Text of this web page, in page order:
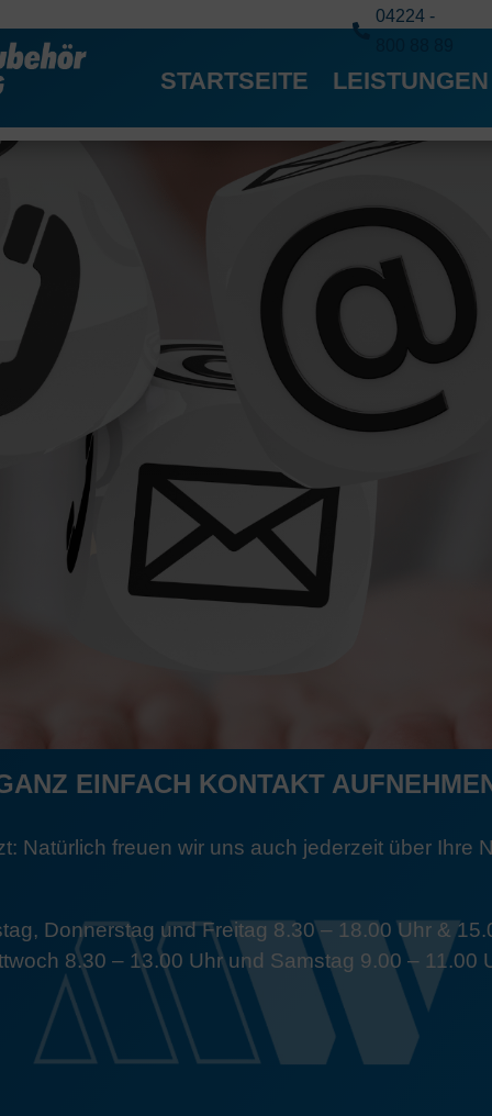

04224 -
STARTSEITE LEISTUNGEN
EINFACH KONTAKT
Natürlich freuen wir uns auch jederzeit über Ihre
Donnerstag und Freitag 8.30 – 18.00 Uhr &
8.30 – 13.00 Uhr und Samstag 9.00 – 11.00